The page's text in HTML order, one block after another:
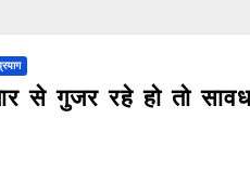
से गुजर रहे हो तो